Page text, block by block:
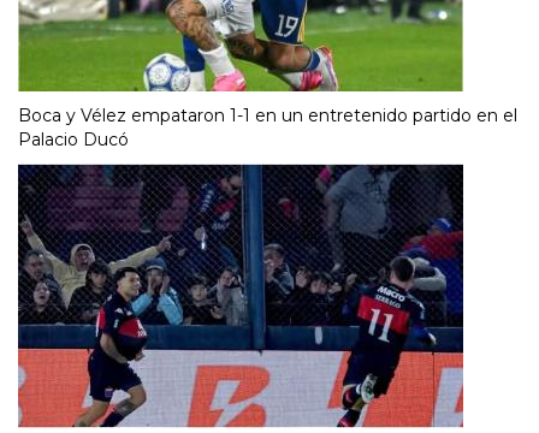
Boca y Vélez empataron 1-1 en un entretenido partido en el
Palacio Ducó